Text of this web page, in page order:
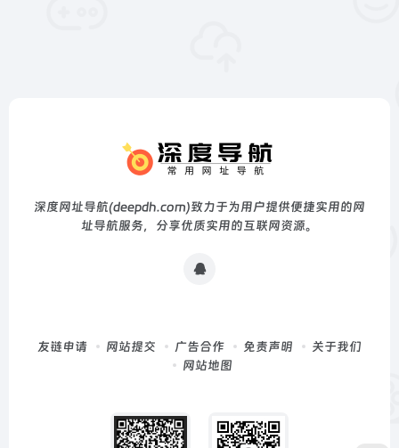
深度网址导航(deepdh.com)致力于为用户提供便捷实用的网
址导航服务，分享优质实用的互联网资源。
友链申请 网站提交 广告合作 免责声明
关于我们
网站地图